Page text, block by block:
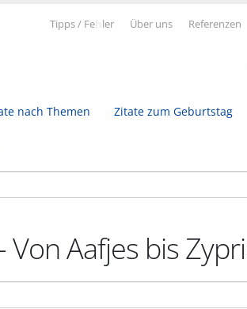
Tipps / Fe ler Über uns Referenzen
nach Themen Zitate zum Geburtstag
Aafjes bis